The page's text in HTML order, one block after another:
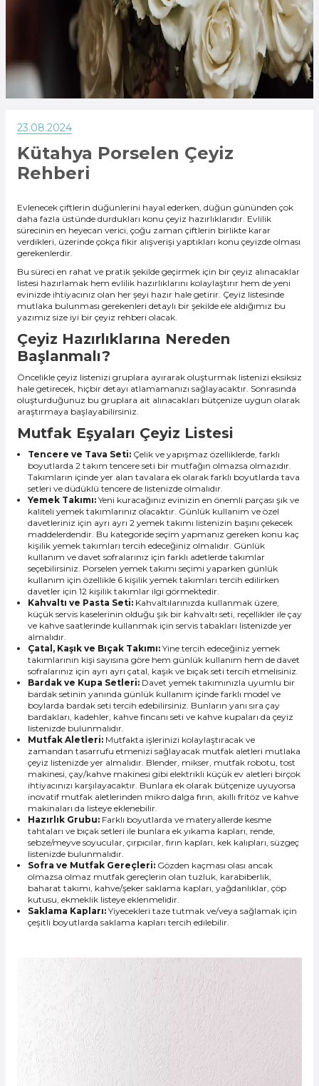
23.08.2024
Kütahya Porselen Çeyiz
Rehberi
Evlenecek çiftlerin düğünlerini hayal ederken, düğün gününden çok
daha fazla üstünde durdukları konu çeyiz hazırlıklarıdır. Evlilik
sürecinin en heyecan verici, çoğu zaman çiftlerin birlikte karar
verdikleri, üzerinde çokça fikir alışverişi yaptıkları konu çeyizde olması
gerekenlerdir.
Bu süreci en rahat ve pratik şekilde geçirmek için bir çeyiz alınacaklar
listesi hazırlamak hem evlilik hazırlıklarını kolaylaştırır hem de yeni
evinizde ihtiyacınız olan her şeyi hazır hale getirir. Çeyiz listesinde
mutlaka bulunması gerekenleri detaylı bir şekilde ele aldığımız bu
yazımız size iyi bir çeyiz rehberi olacak.
Çeyiz Hazırlıklarına Nereden
Başlanmalı?
Öncelikle çeyiz listenizi gruplara ayırarak oluşturmak listenizi eksiksiz
hale getirecek, hiçbir detayı atlamamanızı sağlayacaktır. Sonrasında
oluşturduğunuz bu gruplara ait alınacakları bütçenize uygun olarak
araştırmaya başlayabilirsiniz.
Mutfak Eşyaları Çeyiz Listesi
Tencere ve Tava Seti: Çelik ve yapışmaz özelliklerde, farklı
boyutlarda 2 takım tencere seti bir mutfağın olmazsa olmazıdır.
Takımların içinde yer alan tavalara ek olarak farklı boyutlarda tava
setleri ve düdüklü tencere de listenizde olmalıdır.
Yemek Takımı: Yeni kuracağınız evinizin en önemli parçası şık ve
kaliteli yemek takımlarınız olacaktır. Günlük kullanım ve özel
davetleriniz için ayrı ayrı 2 yemek takımı listenizin başını çekecek
maddelerdendir. Bu kategoride seçim yapmanız gereken konu kaç
kişilik yemek takımları tercih edeceğiniz olmalıdır. Günlük
kullanım ve davet sofralarınız için farklı adetlerde takımlar
seçebilirsiniz. Porselen yemek takımı seçimi yaparken günlük
kullanım için özellikle 6 kişilik yemek takımları tercih edilirken
davetler için 12 kişilik takımlar ilgi görmektedir.
Kahvaltı ve Pasta Seti: Kahvaltılarınızda kullanmak üzere,
küçük servis kaselerinin olduğu şık bir kahvaltı seti, reçellikler ile çay
ve kahve saatlerinde kullanmak için servis tabakları listenizde yer
almalıdır.
Çatal, Kaşık ve Bıçak Takımı: Yine tercih edeceğiniz yemek
takımlarının kişi sayısına göre hem günlük kullanım hem de davet
sofralarınız için ayrı ayrı çatal, kaşık ve bıçak seti tercih etmelisiniz.
Bardak ve Kupa Setleri: Davet yemek takımınızla uyumlu bir
bardak setinin yanında günlük kullanım içinde farklı model ve
boylarda bardak seti tercih edebilirsiniz. Bunların yanı sıra çay
bardakları, kadehler, kahve fincanı seti ve kahve kupaları da çeyiz
listenizde bulunmalıdır.
Mutfak Aletleri: Mutfakta işlerinizi kolaylaştıracak ve
zamandan tasarrufu etmenizi sağlayacak mutfak aletleri mutlaka
çeyiz listenizde yer almalıdır. Blender, mikser, mutfak robotu, tost
makinesi, çay/kahve makinesi gibi elektrikli küçük ev aletleri birçok
ihtiyacınızı karşılayacaktır. Bunlara ek olarak bütçenize uyuyorsa
inovatif mutfak aletlerinden mikro dalga fırın, akıllı fritöz ve kahve
makinaları da listeye eklenebilir.
Hazırlık Grubu: Farklı boyutlarda ve materyallerde kesme
tahtaları ve bıçak setleri ile bunlara ek yıkama kapları, rende,
sebze/meyve soyucular, çırpıcılar, fırın kapları, kek kalıpları, süzgeç
listenizde bulunmalıdır.
Sofra ve Mutfak Gereçleri: Gözden kaçması olası ancak
olmazsa olmaz mutfak gereçlerin olan tuzluk, karabiberlik,
baharat takımı, kahve/şeker saklama kapları, yağdanlıklar, çöp
kutusu, ekmeklik listeye eklenmelidir.
Saklama Kapları: Yiyecekleri taze tutmak ve/veya sağlamak için
çeşitli boyutlarda saklama kapları tercih edilebilir.